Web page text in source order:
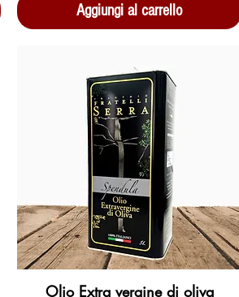
0
p
e
r
1
i
r
o
Aggiungi al carrello
Vista rapida
Olio Extra vergine di oliva